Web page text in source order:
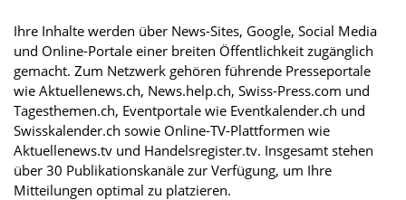
Ihre Inhalte werden über News-Sites, Google, Social Media
und Online-Portale einer breiten Öffentlichkeit zugänglich
gemacht. Zum Netzwerk gehören führende Presseportale
wie Aktuellenews.ch, News.help.ch, Swiss-Press.com und
Tagesthemen.ch, Eventportale wie Eventkalender.ch und
Swisskalender.ch sowie Online-TV-Plattformen wie
Aktuellenews.tv und Handelsregister.tv. Insgesamt stehen
über 30 Publikationskanäle zur Verfügung, um Ihre
Mitteilungen optimal zu platzieren.